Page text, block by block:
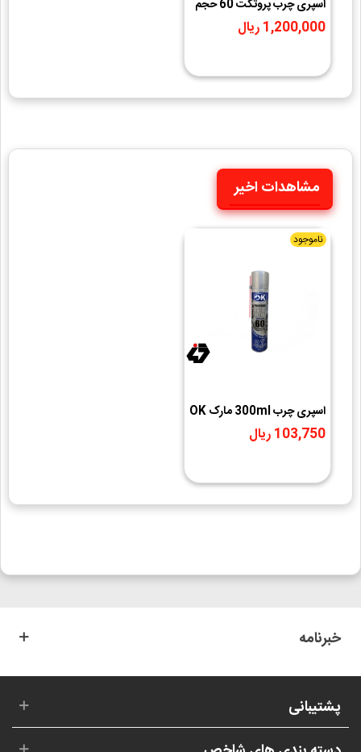
اسپری چرب پروتکت 60 حجم
300ml
1,200,000 ریال
مشاهدات اخیر
ناموجود
اسپری چرب 300ml مارک OK
103,750 ریال
خبرنامه
پشتیبانی